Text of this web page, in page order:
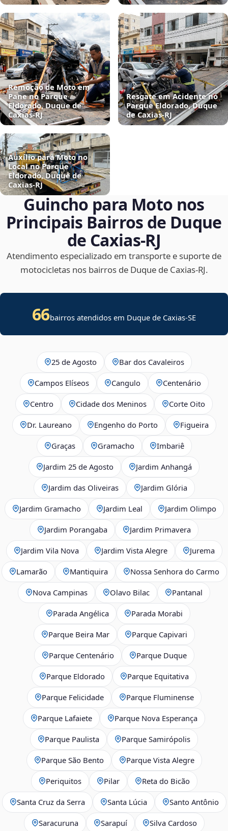
Remoção de Moto em
Pane no Parque
Eldorado, Duque de
Caxias‑RJ
Resgate em Acidente no
Parque Eldorado, Duque
de Caxias‑RJ
Auxílio para Moto no
Local no Parque
Eldorado, Duque de
Caxias‑RJ
Guincho para Moto nos
Principais Bairros de Duque
de Caxias‑RJ
Atendimento especializado em transporte e suporte de
motocicletas nos bairros de Duque de Caxias‑RJ.
66bairros atendidos em Duque de Caxias-SE
25 de Agosto Bar dos Cavaleiros
Campos Elíseos Cangulo Centenário
Centro Cidade dos Meninos Corte Oito
Dr. Laureano Engenho do Porto Figueira
Graças Gramacho Imbariê
Jardim 25 de Agosto Jardim Anhangá
Jardim das Oliveiras Jardim Glória
Jardim Gramacho Jardim Leal Jardim Olimpo
Jardim Porangaba Jardim Primavera
Jardim Vila Nova Jardim Vista Alegre Jurema
Lamarão Mantiquira Nossa Senhora do Carmo
Nova Campinas Olavo Bilac Pantanal
Parada Angélica Parada Morabi
Parque Beira Mar Parque Capivari
Parque Centenário Parque Duque
Parque Eldorado Parque Equitativa
Parque Felicidade Parque Fluminense
Parque Lafaiete Parque Nova Esperança
Parque Paulista Parque Samirópolis
Parque São Bento Parque Vista Alegre
Periquitos Pilar Reta do Bicão
Santa Cruz da Serra Santa Lúcia Santo Antônio
Saracuruna Sarapuí Silva Cardoso